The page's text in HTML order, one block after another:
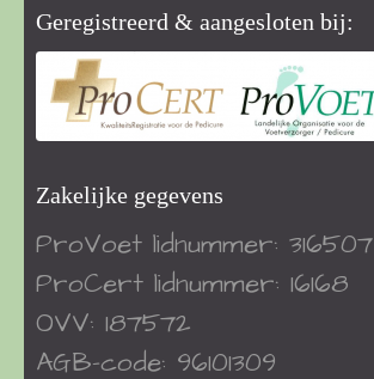
Geregistreerd & aangesloten bij:
Zakelijke gegevens
ProVoet lidnummer: 316507
ProCert lidnummer: 16168
OVV: 187572
AGB-code: 96101309